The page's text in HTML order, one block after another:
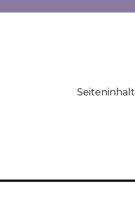
Seiteninhalt